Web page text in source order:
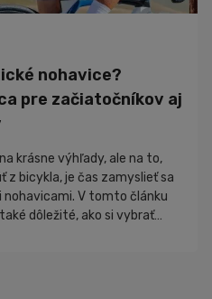
nohavice?
pre začiatočníkov aj
krásne výhľady, ale na to,
z bicykla, je čas zamyslieť sa
V tomto článku
dôležité, ako si vybrať